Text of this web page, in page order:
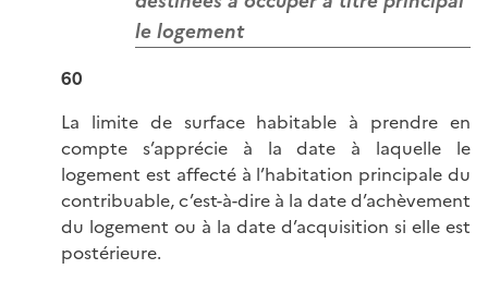
le logement
60
La limite de surface habitable à prendre en
compte s’apprécie à la date à laquelle le
logement est affecté à l’habitation principale du
contribuable, c’est-à-dire à la date d’achèvement
du logement ou à la date d’acquisition si elle est
postérieure.